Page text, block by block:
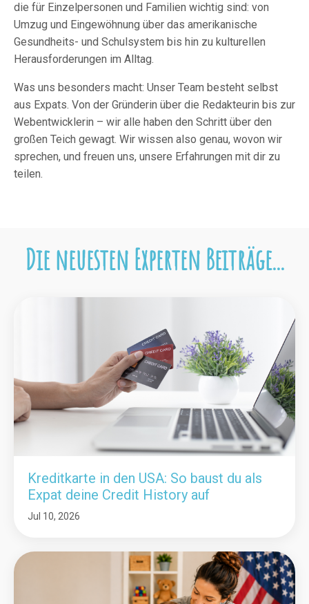
die für Einzelpersonen und Familien wichtig sind: von
Umzug und Eingewöhnung über das amerikanische
Gesundheits- und Schulsystem bis hin zu kulturellen
Herausforderungen im Alltag.
Was uns besonders macht: Unser Team besteht selbst
aus Expats. Von der Gründerin über die Redakteurin bis zur
Webentwicklerin – wir alle haben den Schritt über den
großen Teich gewagt. Wir wissen also genau, wovon wir
sprechen, und freuen uns, unsere Erfahrungen mit dir zu
teilen.
Die neuesten Experten Beiträge...
Kreditkarte in den USA: So baust du als
Expat deine Credit History auf
Jul 10, 2026